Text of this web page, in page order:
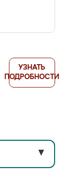
УЗНАТЬ
ПОДРОБНОСТИ
▼